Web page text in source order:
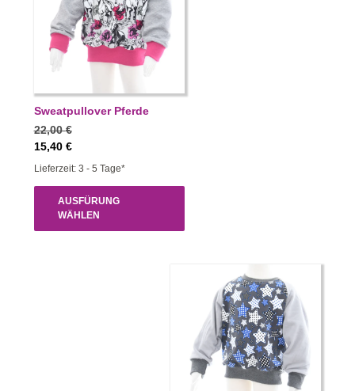
Sweatpullover Pferde
22,00€
15,40 €
Lieferzeit: 3 - 5 Tage*
AUSFÜRUNG
WÄHLEN